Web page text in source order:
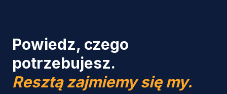
Powiedz, czego
potrzebujesz.
Resztą zajmiemy się my.